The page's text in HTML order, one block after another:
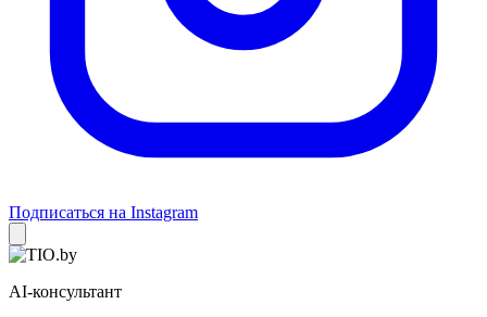
Подписаться на Instagram
AI-консультант